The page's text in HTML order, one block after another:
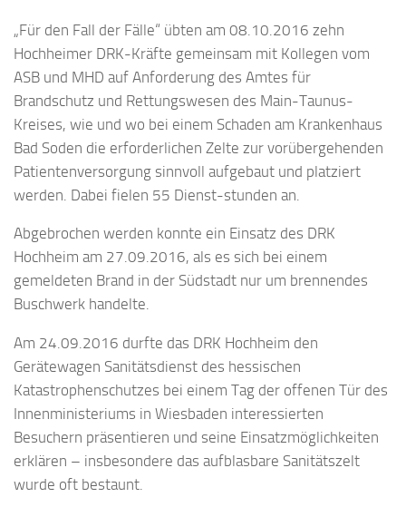
„Für den Fall der Fälle“ übten am 08.10.2016 zehn
Hochheimer DRK-Kräfte gemeinsam mit Kollegen vom
ASB und MHD auf Anforderung des Amtes für
Brandschutz und Rettungswesen des Main-Taunus-
Kreises, wie und wo bei einem Schaden am Krankenhaus
Bad Soden die erforderlichen Zelte zur vorübergehenden
Patientenversorgung sinnvoll aufgebaut und platziert
werden. Dabei fielen 55 Dienst-stunden an.
Abgebrochen werden konnte ein Einsatz des DRK
Hochheim am 27.09.2016, als es sich bei einem
gemeldeten Brand in der Südstadt nur um brennendes
Buschwerk handelte.
Am 24.09.2016 durfte das DRK Hochheim den
Gerätewagen Sanitätsdienst des hessischen
Katastrophenschutzes bei einem Tag der offenen Tür des
Innenministeriums in Wiesbaden interessierten
Besuchern präsentieren und seine Einsatzmöglichkeiten
erklären – insbesondere das aufblasbare Sanitätszelt
wurde oft bestaunt.